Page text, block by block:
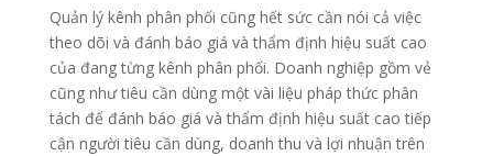
Quản lý kênh phân phối cũng hết sức cần nói cả việc
theo dõi và đánh báo giá và thẩm định hiệu suất cao
của đang từng kênh phân phối. Doanh nghiệp gồm vẻ
cũng như tiêu cần dùng một vài liệu pháp thức phân
tách để đánh báo giá và thẩm định hiệu suất cao tiếp
cận người tiêu cần dùng, doanh thu và lợi nhuận trên